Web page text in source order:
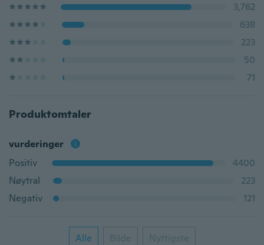
3,762
638
223
50
71
Produktomtaler
vurderinger
Positiv
4400
Nøytral
223
Negativ
121
Alle Bilde Nyttigste